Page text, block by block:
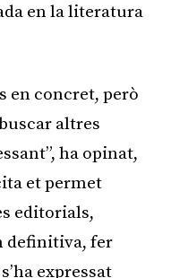
en la literatura
en concret, però
altres
ha opinat,
et permet
editorials,
definitiva, fer
expressat